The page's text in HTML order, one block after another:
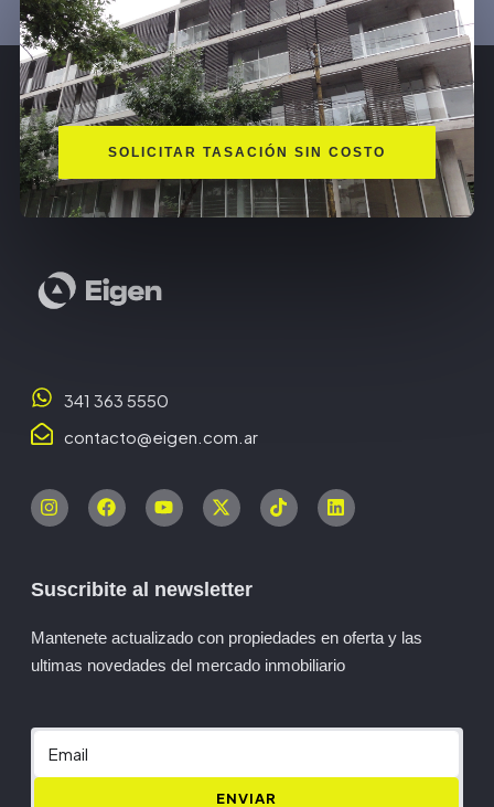
SOLICITAR TASACIÓN SIN COSTO
341 363 5550
contacto@eigen.com.ar
Suscribite al newsletter
Mantenete actualizado con propiedades en oferta y las
ultimas novedades del mercado inmobiliario
ENVIAR